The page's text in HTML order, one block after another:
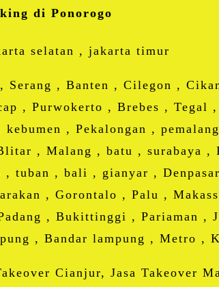
di Ponorogo
selatan , jakarta timur
, Banten , Cilegon ,
, Purwokerto , Brebes , Tegal ,
, Pekalongan ,
, Malang , batu , surabaya ,
tuban , bali , gianyar ,
, Gorontalo , Palu ,
, Bukittinggi , Pariaman ,
, Bandar lampung , Metro ,
Cianjur, Jasa Takeover